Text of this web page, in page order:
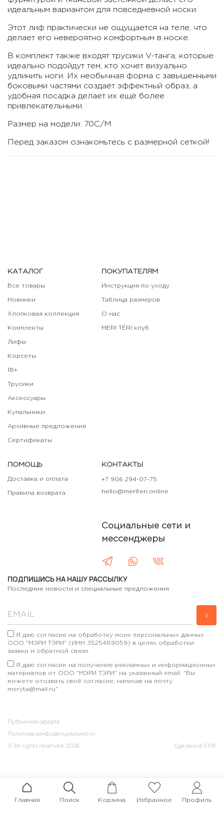
идеальным вариантом для повседневной носки.
Этот лиф практически не ощущается на теле, что
делает его невероятно комфортным в носке.
В комплект также входят трусики V-танга, которые
идеально подойдут тем, кто хочет визуально
удлинить ноги. Их необычная форма с завышенными
боковыми частями создаёт эффектный образ, а
удобная посадка делает их ещё более
привлекательными.
Размер на модели: 70С/M
Перед заказом ознакомьтесь с размерной сеткой!
КАТАЛОГ
Все товары
Новинки
Хлопковая коллекция
Комплекты
Лифы
Корсеты
18+
Трусики
Аксессуары
Купальники
Архивные предложения
Сертификаты
ПОКУПАТЕЛЯМ
Инструкция по уходу
Таблица размеров
О нас
MERI TÉRI клуб
ПОМОЩЬ
Доставка и оплата
Правила возврата
КОНТАКТЫ
+7 906 294-07-75
hello@meriteri.online
Социальные сети и
мессенджеры
ПОДПИШИСЬ НА НАШУ РАССЫЛКУ
Последние новости и специальные предложения
›
Я даю согласие на обработку моих персональных данных
ООО "МЭРИ ТЭРИ" (ИНН 3525489059) в целях обработки
заявки и обратной связи.
Я даю согласие на получение рекламных и информационных
материалов от ООО "МЭРИ ТЭРИ" на указанный email. "Вы
можете отозвать своё согласие, написав на почту
meryta@mail.ru"
Публичная оферта
Политика конфиденциальности
© All rights reserved. 2026 Сделано в STIK
Главная Поиск Корзина Избранное Профиль